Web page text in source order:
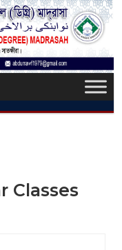
Classes